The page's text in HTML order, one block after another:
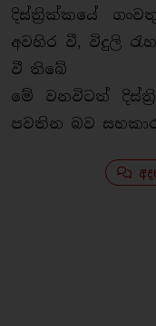
දිස්ත්‍රික්කයේ
අවහිර වී, විදුලි
වී තිබේ
මේ වනවිටත්
පවතින බව